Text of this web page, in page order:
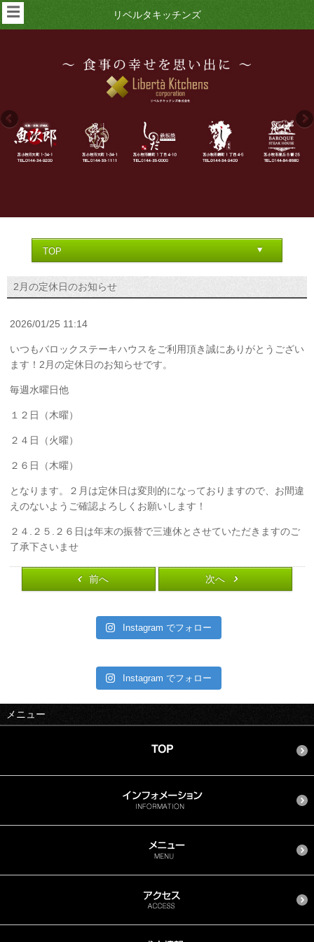
リベルタキッチンズ
☰
2月の定休日のお知らせ
2026/01/25 11:14
いつもバロックステーキハウスをご利用頂き誠にありがとうござい
ます！2月の定休日のお知らせです。
毎週水曜日他
１２日（木曜）
２４日（火曜）
２６日（木曜）
となります。２月は定休日は変則的になっておりますので、お間違
えのないようご確認よろしくお願いします！
２４.２５.２６日は年末の振替で三連休とさせていただきますのご
了承下さいませ
前へ 次へ
Instagram でフォロー
Instagram でフォロー
メニュー